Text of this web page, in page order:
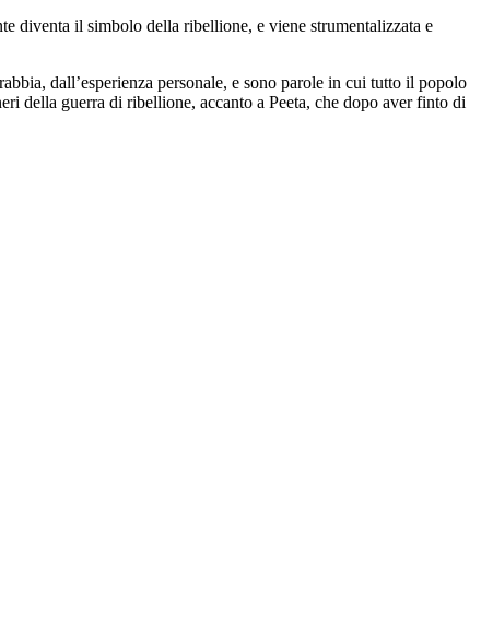
diventa il simbolo della ribellione, e viene strumentalizzata e
dall’esperienza personale, e sono parole in cui tutto il popolo
della guerra di ribellione, accanto a Peeta, che dopo aver finto di